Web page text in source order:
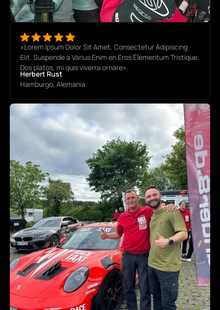
«Lorem Ipsum Dolor Sit Amet, Consectetur Adipiscing
Elit. Suspende a Varius Enim en Eros Elementum Tristique.
Dos platos, mi quis viverra ornare».
Herbert Rust
Hamburgo, Alemania
HAZ QUE TU EXPERIENCIA
SEA INOLVIDABLE
Vídeo onboard
Monitorización del nivel de estrés